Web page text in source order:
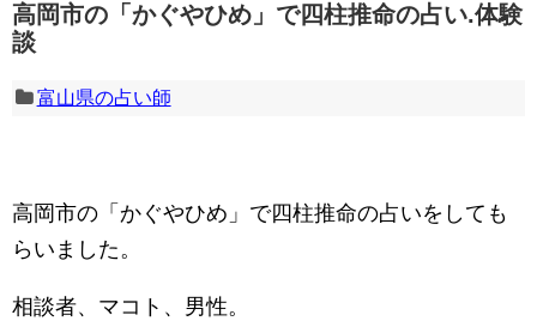
高岡市の「かぐやひめ」で四柱推命の占い.体験
談
富山県の占い師
高岡市の「かぐやひめ」で四柱推命の占いをしても
らいました。
相談者、マコト、男性。